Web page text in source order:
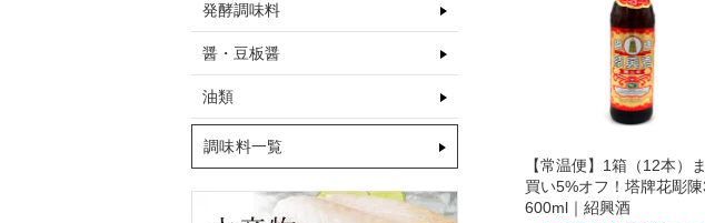
発酵調味料
醤・豆板醤
油類
調味料一覧
【常温便】1箱（12本）
買い5%オフ！塔牌花彫
600ml｜紹興酒